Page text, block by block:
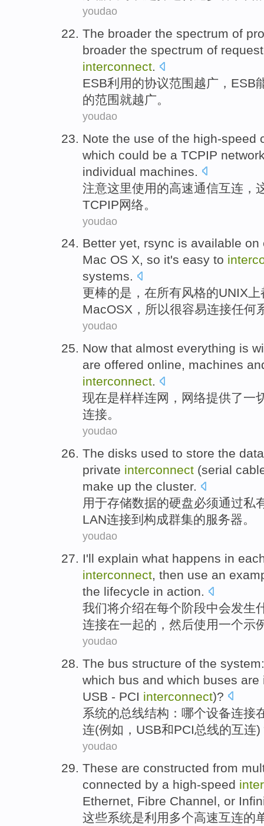
youdao
The broader the spectrum of
broader the spectrum of
interconnect.
ESB利用的协议范围越广 ，ESB
的范围就越广。
youdao
Note the use of the high-speed
which could be a TCPIP
individual machines
注意这里使用的高速通信互连 ，
TCPIP网络 。
youdao
Better yet, rsync is available on
Mac OS X, so it's easy to
systems.
更棒的是， 在所有风格的UNIX上
MacOSX ， 所以很容易连接任何
youdao
Now that almost everything is
are offered online, machines
interconnect.
现在是样样连网， 网络提供了一
连接。
youdao
The disks used to store the data
private interconnect (serial
make up the cluster.
用于存储数据的硬盘必须通过私
LAN连接到 构成群集的服务器。
youdao
I'll explain what happens in
interconnect, then use an
the lifecycle in action.
我们将介绍在每个阶段中会发生
连接在一起的， 然后使用一个示
youdao
The bus structure of the system
which bus and which buses are
USB - PCI interconnect)?
系统的总线结构 ： 哪个设备连接
连(例如 ， USB和PCI总线的互连)
youdao
These are constructed from
connected by a high-speed
Ethernet, Fibre Channel, or
这些系统是利用 多个高速互连的